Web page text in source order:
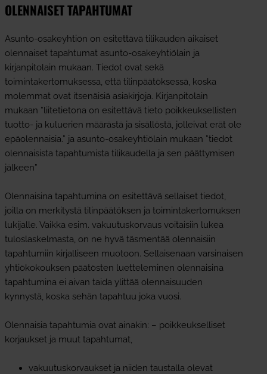
OLENNAISET TAPAHTUMAT
Asunto-osakeyhtiön on esitettävä tilikauden aikaiset
olennaiset tapahtumat asunto-osakeyhtiölain ja
kirjanpitolain mukaan. Tiedot ovat sekä
toimintakertomuksessa, että tilinpäätöksessä, koska
molemmat ovat itsenäisiä asiakirjoja. Kirjanpitolain
mukaan ”liitetietona on esitettävä tieto poikkeuksellisten
tuotto- ja kuluerien määrästä ja sisällöstä, jolleivat erät ole
epäolennaisia.” ja asunto-osakeyhtiölain mukaan ”tiedot
olennaisista tapahtumista tilikaudella ja sen päättymisen
jälkeen”
Olennaisina tapahtumina on esitettävä sellaiset tiedot,
joilla on merkitystä tilinpäätöksen ja toimintakertomuksen
lukijalle. Vaikka esim. vakuutuskorvaus voitaisiin lukea
tuloslaskelmasta, on ne hyvä täsmentää olennaisiin
tapahtumiin kirjalliseen muotoon. Sellaisenaan varsinaisen
yhtiökokouksen päätösten luetteleminen olennaisina
tapahtumina ei aivan taida ylittää olennaisuuden
kynnystä, koska sehän tapahtuu joka vuosi.
Olennaisia tapahtumia ovat ainakin: – poikkeukselliset
korjaukset ja muut tapahtumat,
vakuutuskorvaukset ja niiden taustalla olevat